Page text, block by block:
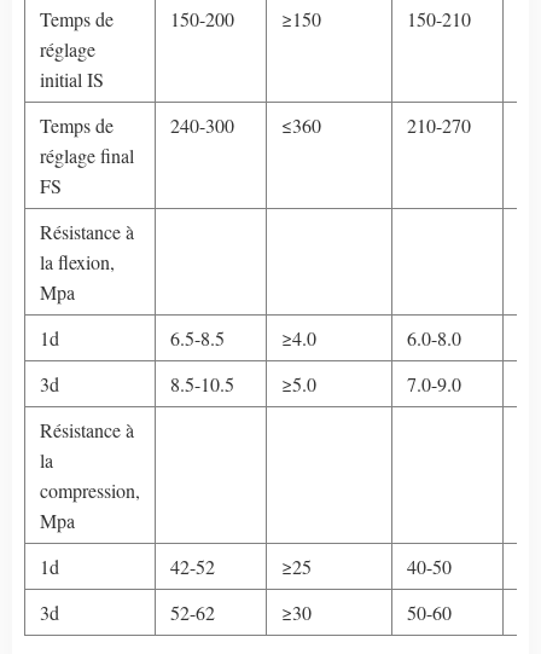
Temps de
réglage
initial IS
150-200 ≥150 150-210
Temps de
réglage final
FS
240-300 ≤360 210-270
Résistance à
la flexion,
Mpa
1d
6.5-8.5 ≥4.0 6.0-8.0
3d
8.5-10.5 ≥5.0 7.0-9.0
Résistance à
la
compression,
Mpa
1d
42-52 ≥25 40-50
3d
52-62 ≥30 50-60